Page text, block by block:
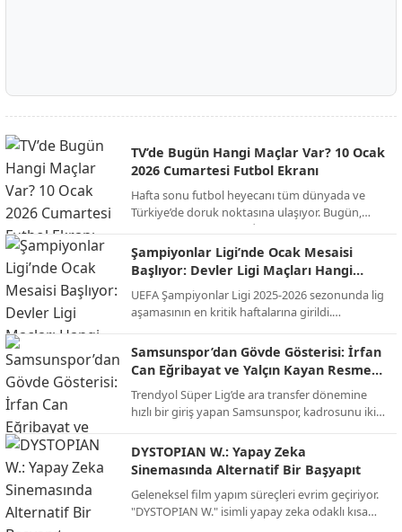
TV’de Bugün Hangi Maçlar Var? 10 Ocak
2026 Cumartesi Futbol Ekranı
Hafta sonu futbol heyecanı tüm dünyada ve
Türkiye’de doruk noktasına ulaşıyor. Bugün,
Süper Kupa finalinden İngiltere FA Cup’a,
İspanya La Liga’dan İtalya Serie A’ya kadar
onlarca kritik mücadele canlı yayınla ekranlara
gelecek. İşte günün öne çıkan maçları ve yayıncı
kuruluşları...
Şampiyonlar Ligi’nde Ocak Mesaisi
Başlıyor: Devler Ligi Maçları Hangi
Kanalda, Saat Kaçta?
UEFA Şampiyonlar Ligi 2025-2026 sezonunda lig
aşamasının en kritik haftalarına girildi.
heyecanı, Ocak ayındaki son iki hafta maçlarıyla
zirve yapacak. Temsilcimiz Galatasaray'ın da
sahne alacağı bu dev organizasyonun yayın
bilgileri netleşti.
Samsunspor’dan Gövde Gösterisi: İrfan
Can Eğribayat ve Yalçın Kayan Resmen
Açıklandı!
Trendyol Süper Lig’de ara transfer dönemine
hızlı bir giriş yapan Samsunspor, kadrosunu iki
Fenerbahçe’den kaleci İrfan Can Eğribayat ve
ikas Eyüpspor’dan orta saha oyuncusu Yalçın
Kayan ile prensip anlaşmasına varıldığını
duyurdu.
DYSTOPIAN W.: Yapay Zeka
Sinemasında Alternatif Bir Başyapıt
Geleneksel film yapım süreçleri evrim geçiriyor.
"DYSTOPIAN W." isimli yapay zeka odaklı kısa